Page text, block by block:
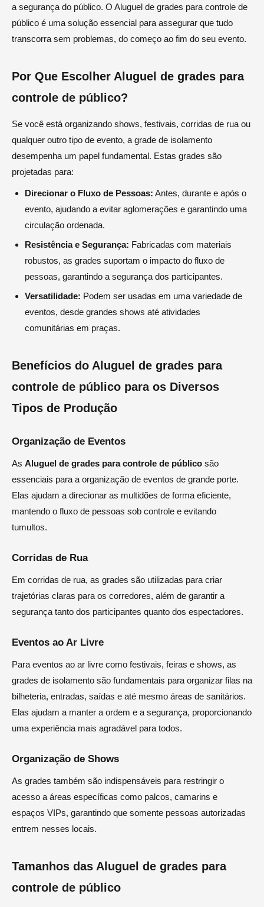
a segurança do público. O Aluguel de grades para controle de
público é uma solução essencial para assegurar que tudo
transcorra sem problemas, do começo ao fim do seu evento.
Por Que Escolher Aluguel de grades para
controle de público?
Se você está organizando shows, festivais, corridas de rua ou
qualquer outro tipo de evento, a grade de isolamento
desempenha um papel fundamental. Estas grades são
projetadas para:
Direcionar o Fluxo de Pessoas: Antes, durante e após o
evento, ajudando a evitar aglomerações e garantindo uma
circulação ordenada.
Resistência e Segurança: Fabricadas com materiais
robustos, as grades suportam o impacto do fluxo de
pessoas, garantindo a segurança dos participantes.
Versatilidade: Podem ser usadas em uma variedade de
eventos, desde grandes shows até atividades
comunitárias em praças.
Benefícios do Aluguel de grades para
controle de público para os Diversos
Tipos de Produção
Organização de Eventos
As Aluguel de grades para controle de público são
essenciais para a organização de eventos de grande porte.
Elas ajudam a direcionar as multidões de forma eficiente,
mantendo o fluxo de pessoas sob controle e evitando
tumultos.
Corridas de Rua
Em corridas de rua, as grades são utilizadas para criar
trajetórias claras para os corredores, além de garantir a
segurança tanto dos participantes quanto dos espectadores.
Eventos ao Ar Livre
Para eventos ao ar livre como festivais, feiras e shows, as
grades de isolamento são fundamentais para organizar filas na
bilheteria, entradas, saídas e até mesmo áreas de sanitários.
Elas ajudam a manter a ordem e a segurança, proporcionando
uma experiência mais agradável para todos.
Organização de Shows
As grades também são indispensáveis para restringir o
acesso a áreas específicas como palcos, camarins e
espaços VIPs, garantindo que somente pessoas autorizadas
entrem nesses locais.
Tamanhos das Aluguel de grades para
controle de público